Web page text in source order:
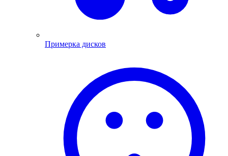
Примерка дисков